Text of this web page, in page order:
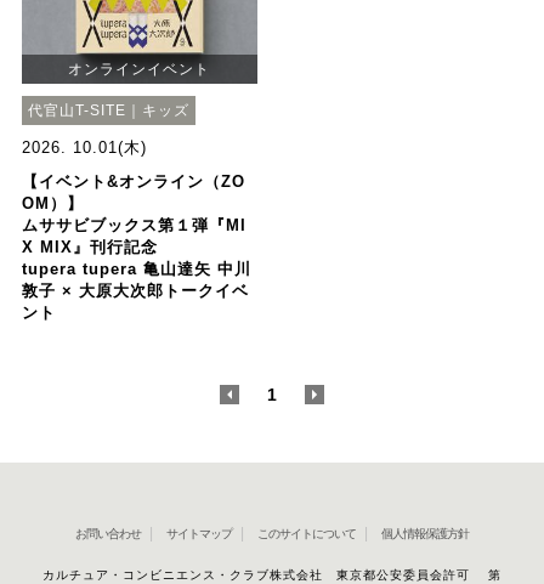
オンラインイベント
代官山T-SITE｜キッズ
2026. 10.01(木)
【イベント&オンライン（ZO
OM）】
ムササビブックス第１弾『MI
X MIX』刊行記念
tupera tupera 亀山達矢 中川
敦子 × 大原大次郎トークイベ
ント
1
お問い合わせ サイトマップ このサイトについて 個人情報保護方針
カルチュア・コンビニエンス・クラブ株式会社 東京都公安委員会許可 第